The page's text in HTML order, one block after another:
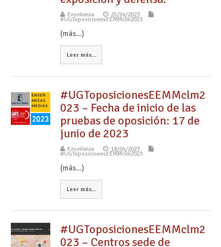
Enseñanza 25/04/2023
#UGToposicionesEEMMclm2023
(más…)
Leer más...
#UGToposicionesEEMMclm2
023 – Fecha de inicio de las
pruebas de oposición: 17 de
junio de 2023
Enseñanza 18/04/2023
#UGToposicionesEEMMclm2023
(más…)
Leer más...
#UGToposicionesEEMMclm2
023 – Centros sede de